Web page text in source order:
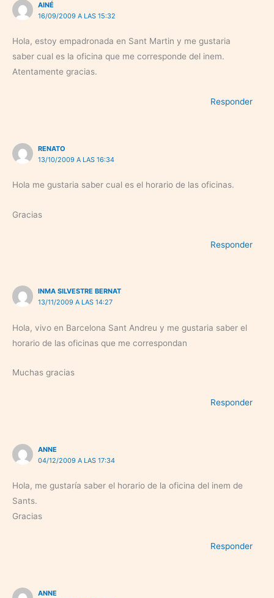
AINÉ
16/09/2009 A LAS 15:32
Hola, estoy empadronada en Sant Martin y me gustaria
saber cual es la oficina que me corresponde del inem.
Atentamente gracias.
Responder
RENATO
13/10/2009 A LAS 16:34
Hola me gustaria saber cual es el horario de las oficinas.
Gracias
Responder
INMA SILVESTRE BERNAT
13/11/2009 A LAS 14:27
Hola, vivo en Barcelona Sant Andreu y me gustaria saber el
horario de las oficinas que me correspondan
Muchas gracias
Responder
ANNE
04/12/2009 A LAS 17:34
Hola, me gustaría saber el horario de la oficina del inem de
Sants.
Gracias
Responder
ANNE